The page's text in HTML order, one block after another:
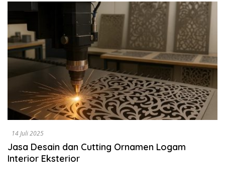
14 Juli 2025
Jasa Desain dan Cutting Ornamen Logam
Interior Eksterior